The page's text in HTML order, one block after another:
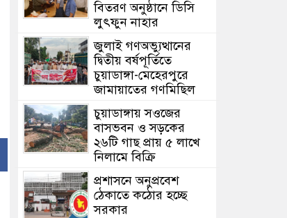
বিতরণ অনুষ্ঠানে ডিসি
লুৎফুন নাহার
জুলাই গণঅভ্যুত্থানের
দ্বিতীয় বর্ষপূর্তিতে
চুয়াডাঙ্গা-মেহেরপুরে
জামায়াতের গণমিছিল
চুয়াডাঙ্গায় সওজের
বাসভবন ও সড়কের
২৬টি গাছ প্রায় ৫ লাখে
নিলামে বিক্রি
প্রশাসনে অনুপ্রবেশ
ঠেকাতে কঠোর হচ্ছে
সরকার